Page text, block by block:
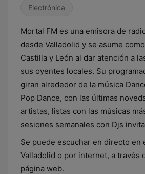
Electrónica
Mortal FM es una emisora de
desde Valladolid y se asume
Castilla y León al dar atención a
sus oyentes locales. Su
giran alrededor de la música
Pop Dance, con las últimas
artistas, listas con las músicas
sesiones semanales con Djs
Se puede escuchar en directo en
Valladolid o por internet, a través
página web.